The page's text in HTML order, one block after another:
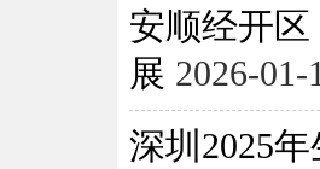
安顺经开
展 2026-01-
深圳2025